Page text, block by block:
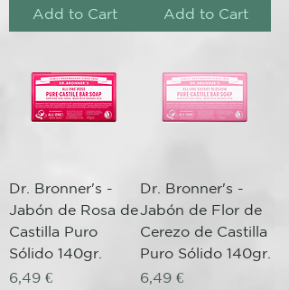
Add to Cart Add to Cart
Dr. Bronner's -
Jabón de Rosa de
Castilla Puro
Sólido 140gr.
Price
6,49 €
Dr. Bronner's -
Jabón de Flor de
Cerezo de Castilla
Puro Sólido 140gr.
Price
6,49 €